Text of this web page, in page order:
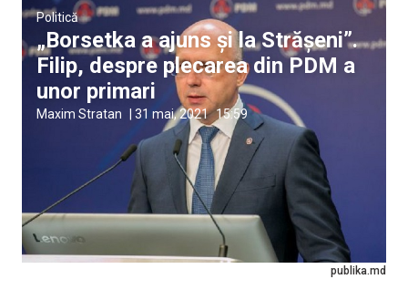
publika.md
Politică
„Borsetka a ajuns și la Strășeni”.
Filip, despre plecarea din PDM a
unor primari
Maxim Stratan 31 mai, 2021 15:59